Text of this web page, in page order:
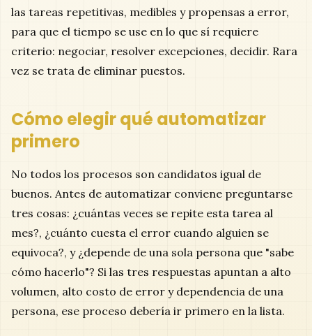
las tareas repetitivas, medibles y propensas a error,
para que el tiempo se use en lo que sí requiere
criterio: negociar, resolver excepciones, decidir. Rara
vez se trata de eliminar puestos.
Cómo elegir qué automatizar
primero
No todos los procesos son candidatos igual de
buenos. Antes de automatizar conviene preguntarse
tres cosas: ¿cuántas veces se repite esta tarea al
mes?, ¿cuánto cuesta el error cuando alguien se
equivoca?, y ¿depende de una sola persona que "sabe
cómo hacerlo"? Si las tres respuestas apuntan a alto
volumen, alto costo de error y dependencia de una
persona, ese proceso debería ir primero en la lista.